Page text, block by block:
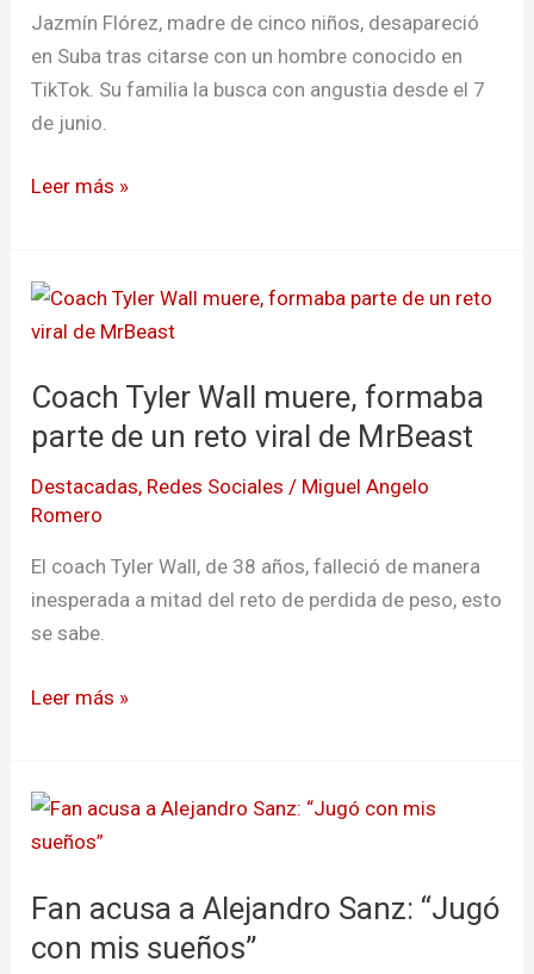
Jazmín Flórez, madre de cinco niños, desapareció
en Suba tras citarse con un hombre conocido en
TikTok. Su familia la busca con angustia desde el 7
de junio.
TikTok
en
Bogotá
Leer más »
Coach Tyler Wall muere, formaba
parte de un reto viral de MrBeast
Destacadas, Redes Sociales / Miguel Angelo
Romero
El coach Tyler Wall, de 38 años, falleció de manera
inesperada a mitad del reto de perdida de peso, esto
se sabe.
Coach
Tyler
formaba
parte
un
reto
viral
de
MrBeast
Leer más »
Fan acusa a Alejandro Sanz: “Jugó
con mis sueños”
Fan
acusa
Alejandro
Sanz: